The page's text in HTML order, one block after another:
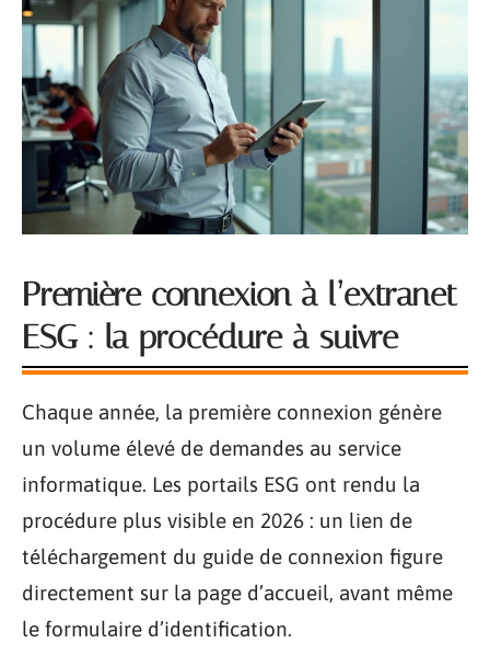
Première connexion à l’extranet
ESG : la procédure à suivre
Chaque année, la première connexion génère
un volume élevé de demandes au service
informatique. Les portails ESG ont rendu la
procédure plus visible en 2026 : un lien de
téléchargement du guide de connexion figure
directement sur la page d’accueil, avant même
le formulaire d’identification.